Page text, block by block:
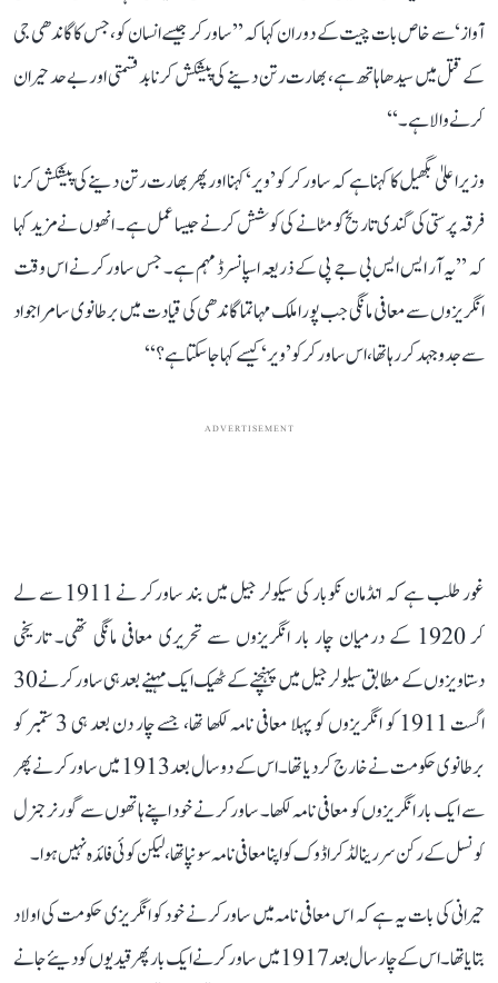
آواز‘ سے خاص بات چیت کے دوران کہا کہ ’’ساورکر جیسے انسان کو، جس کا گاندھی جی
کے قتل میں سیدھا ہاتھ ہے، بھارت رتن دینے کی پیشکش کرنا بدقسمتی اور بے حد حیران
کرنے والا ہے۔‘‘
وزیر اعلیٰ بگھیل کا کہنا ہے کہ ساورکر کو ’ویر‘ کہنا اور پھر بھارت رتن دینے کی پیشکش کرنا
فرقہ پرستی کی گندی تاریخ کو مٹانے کی کوشش کرنے جیسا عمل ہے۔ انھوں نے مزید کہا
کہ ’’یہ آر ایس ایس بی جے پی کے ذریعہ اسپانسرڈ مہم ہے۔ جس ساورکر نے اس وقت
انگریزوں سے معافی مانگی جب پورا ملک مہاتما گاندھی کی قیادت میں برطانوی سامراجواد
سے جدوجہد کر رہا تھا، اس ساورکر کو ’ویر‘ کیسے کہا جا سکتا ہے؟‘‘
ADVERTISEMENT
غور طلب ہے کہ انڈمان نکوبار کی سیکولر جیل میں بند ساورکر نے 1911 سے لے
کر 1920 کے درمیان چار بار انگریزوں سے تحریری معافی مانگی تھی۔ تاریخی
دستاویزوں کے مطابق سیلولر جیل میں پہنچنے کے ٹھیک ایک مہینے بعد ہی ساورکر نے 30
اگست 1911 کو انگریزوں کو پہلا معافی نامہ لکھا تھا، جسے چار دن بعد ہی 3 ستمبر کو
برطانوی حکومت نے خارج کر دیا تھا۔ اس کے دو سال بعد 1913 میں ساورکر نے پھر
سے ایک بار انگریزوں کو معافی نامہ لکھا۔ ساورکر نے خود اپنے ہاتھوں سے گورنر جنرل
کونسل کے رکن سر رینالڈ کراڈوک کو اپنا معافی نامہ سونپا تھا، لیکن کوئی فائدہ نہیں ہوا۔
حیرانی کی بات یہ ہے کہ اس معافی نامہ میں ساورکر نے خود کو انگریزی حکومت کی اولاد
بتایا تھا۔ اس کے چار سال بعد 1917 میں ساورکر نے ایک بار پھر قیدیوں کو دیئے جانے